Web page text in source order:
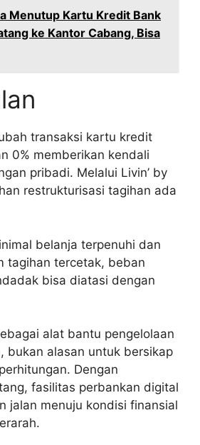
Menutup Kartu Kredit Bank
ke Kantor Cabang, Bisa
transaksi kartu kredit
0% memberikan kendali
pribadi. Melalui Livin’ by
restrukturisasi tagihan ada
belanja terpenuhi dan
tagihan tercetak, beban
bisa diatasi dengan
alat bantu pengelolaan
bukan alasan untuk bersikap
Dengan
fasilitas perbankan digital
jalan menuju kondisi finansial